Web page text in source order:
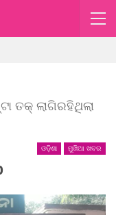
ତକ୍ ଲାଗିରହିଥିଲା
ଓଡ଼ିଶା ମୁଖିଆ ଖବର